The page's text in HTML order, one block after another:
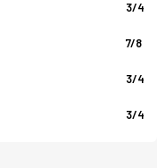
3/4
7/8
3/4
3/4